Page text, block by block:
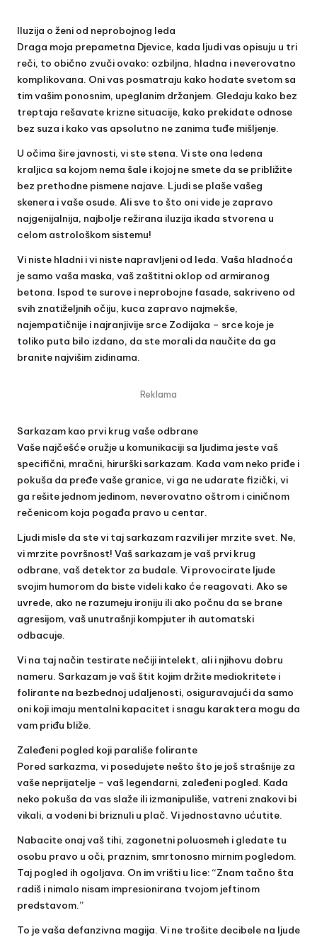
Iluzija o ženi od neprobojnog leda
Draga moja prepametna Djevice, kada ljudi vas opisuju u tri
reči, to obično zvuči ovako: ozbiljna, hladna i neverovatno
komplikovana. Oni vas posmatraju kako hodate svetom sa
tim vašim ponosnim, upeglanim držanjem. Gledaju kako bez
treptaja rešavate krizne situacije, kako prekidate odnose
bez suza i kako vas apsolutno ne zanima tuđe mišljenje.
U očima šire javnosti, vi ste stena. Vi ste ona ledena
kraljica sa kojom nema šale i kojoj ne smete da se približite
bez prethodne pismene najave. Ljudi se plaše vašeg
skenera i vaše osude. Ali sve to što oni vide je zapravo
najgenijalnija, najbolje režirana iluzija ikada stvorena u
celom astrološkom sistemu!
Vi niste hladni i vi niste napravljeni od leda. Vaša hladnoća
je samo vaša maska, vaš zaštitni oklop od armiranog
betona. Ispod te surove i neprobojne fasade, sakriveno od
svih znatiželjnih očiju, kuca zapravo najmekše,
najempatičnije i najranjivije srce Zodijaka – srce koje je
toliko puta bilo izdano, da ste morali da naučite da ga
branite najvišim zidinama.
Reklama
Sarkazam kao prvi krug vaše odbrane
Vaše najčešće oružje u komunikaciji sa ljudima jeste vaš
specifični, mračni, hirurški sarkazam. Kada vam neko priđe i
pokuša da pređe vaše granice, vi ga ne udarate fizički, vi
ga rešite jednom jedinom, neverovatno oštrom i ciničnom
rečenicom koja pogađa pravo u centar.
Ljudi misle da ste vi taj sarkazam razvili jer mrzite svet. Ne,
vi mrzite površnost! Vaš sarkazam je vaš prvi krug
odbrane, vaš detektor za budale. Vi provocirate ljude
svojim humorom da biste videli kako će reagovati. Ako se
uvrede, ako ne razumeju ironiju ili ako počnu da se brane
agresijom, vaš unutrašnji kompjuter ih automatski
odbacuje.
Vi na taj način testirate nečiji intelekt, ali i njihovu dobru
nameru. Sarkazam je vaš štit kojim držite mediokritete i
folirante na bezbednoj udaljenosti, osiguravajući da samo
oni koji imaju mentalni kapacitet i snagu karaktera mogu da
vam priđu bliže.
Zaleđeni pogled koji parališe folirante
Pored sarkazma, vi posedujete nešto što je još strašnije za
vaše neprijatelje – vaš legendarni, zaleđeni pogled. Kada
neko pokuša da vas slaže ili izmanipuliše, vatreni znakovi bi
vikali, a vodeni bi briznuli u plač. Vi jednostavno ućutite.
Nabacite onaj vaš tihi, zagonetni poluosmeh i gledate tu
osobu pravo u oči, praznim, smrtonosno mirnim pogledom.
Taj pogled ih ogoljava. On im vrišti u lice: “Znam tačno šta
radiš i nimalo nisam impresionirana tvojom jeftinom
predstavom.”
To je vaša defanzivna magija. Vi ne trošite decibele na ljude